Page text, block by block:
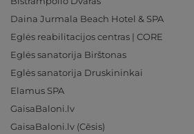
Daina Jurmala Beach Hotel & SPA
Eglės reabilitacijos centras | CORE
Eglės sanatorija Birštonas
Eglės sanatorija Druskininkai
Elamus SPA
GaisaBaloni.lv
GaisaBaloni.lv (Cēsis)